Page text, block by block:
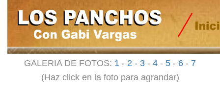
GALERIA DE FOTOS: 1 - 2 - 3 - 4 - 5 - 6 - 7
(Haz click en la foto para agrandar)